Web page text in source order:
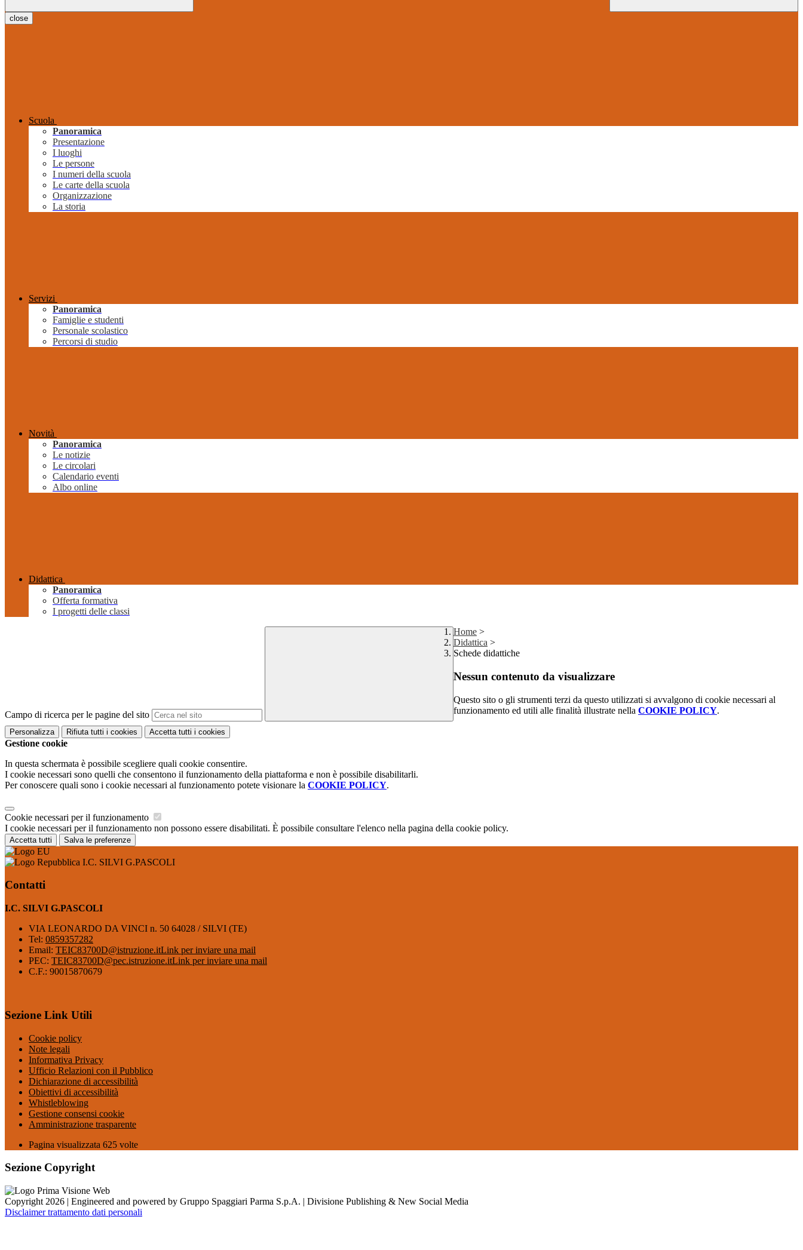
close
Scuola
Panoramica
Presentazione
I luoghi
Le persone
I numeri della scuola
Le carte della scuola
Organizzazione
La storia
Servizi
Panoramica
Famiglie e studenti
Personale scolastico
Percorsi di studio
Novità
Panoramica
Le notizie
Le circolari
Calendario eventi
Albo online
Didattica
Panoramica
Offerta formativa
I progetti delle classi
Campo di ricerca per le pagine del sito
Home >
Didattica >
Schede didattiche
Nessun contenuto da visualizzare
Questo sito o gli strumenti terzi da questo utilizzati si avvalgono di cookie necessari al
funzionamento ed utili alle finalità illustrate nella COOKIE POLICY.
Personalizza Rifiuta tutti i cookies Accetta tutti i cookies
Gestione cookie
In questa schermata è possibile scegliere quali cookie consentire.
I cookie necessari sono quelli che consentono il funzionamento della piattaforma e non è possibile disabilitarli.
Per conoscere quali sono i cookie necessari al funzionamento potete visionare la COOKIE POLICY.
Cookie necessari per il funzionamento
I cookie necessari per il funzionamento non possono essere disabilitati. È possibile consultare l'elenco nella pagina della cookie policy.
Accetta tutti Salva le preferenze
I.C. SILVI G.PASCOLI
Contatti
I.C. SILVI G.PASCOLI
VIA LEONARDO DA VINCI n. 50 64028 / SILVI (TE)
Tel: 0859357282
Email: TEIC83700D@istruzione.itLink per inviare una mail
PEC: TEIC83700D@pec.istruzione.itLink per inviare una mail
C.F.: 90015870679
Sezione Link Utili
Cookie policy
Note legali
Informativa Privacy
Ufficio Relazioni con il Pubblico
Dichiarazione di accessibilità
Obiettivi di accessibilità
Whistleblowing
Gestione consensi cookie
Amministrazione trasparente
Pagina visualizzata 625 volte
Sezione Copyright
Copyright 2026 | Engineered and powered by Gruppo Spaggiari Parma S.p.A. | Divisione Publishing & New Social Media
Disclaimer trattamento dati personali